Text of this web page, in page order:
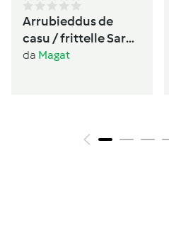
Arrubieddus de
casu / frittelle Sarde
al formaggio di
da Magat